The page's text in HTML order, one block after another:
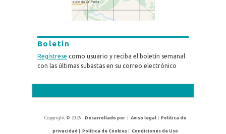
Boletín
Regístrese como usuario y reciba el boletín semanal
con las últimas subastas en su correo electrónico
Copyright © 2026 -Desarrollado por |Aviso legal |Política de
privacidad |Política de Cookies |Condiciones de Uso